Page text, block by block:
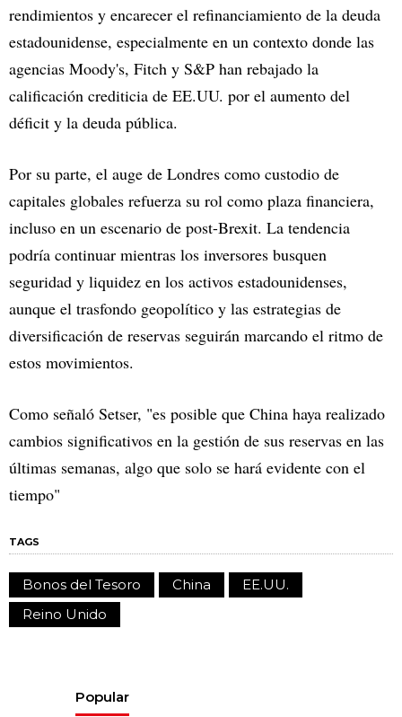
rendimientos y encarecer el refinanciamiento de la deuda
estadounidense, especialmente en un contexto donde las
agencias Moody's, Fitch y S&P han rebajado la
calificación crediticia de EE.UU. por el aumento del
déficit y la deuda pública.
Por su parte, el auge de Londres como custodio de
capitales globales refuerza su rol como plaza financiera,
incluso en un escenario de post-Brexit. La tendencia
podría continuar mientras los inversores busquen
seguridad y liquidez en los activos estadounidenses,
aunque el trasfondo geopolítico y las estrategias de
diversificación de reservas seguirán marcando el ritmo de
estos movimientos.
Como señaló Setser, "es posible que China haya realizado
cambios significativos en la gestión de sus reservas en las
últimas semanas, algo que solo se hará evidente con el
tiempo"
TAGS
Bonos del Tesoro China
EE.UU.
Reino Unido
Popular